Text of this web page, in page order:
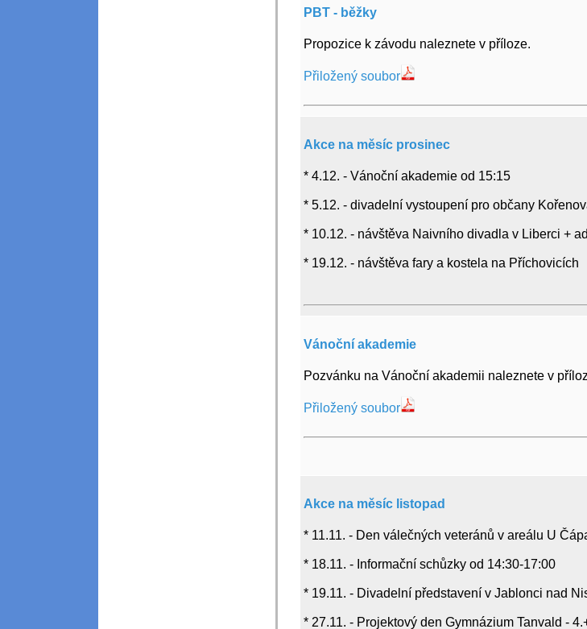
PBT - běžky
Propozice k závodu naleznete v příloze.
Přiložený soubor
Akce na měsíc prosinec
* 4.12. - Vánoční akademie od 15:15
* 5.12. - divadelní vystoupení pro občany
* 10.12. - návštěva Naivního divadla v Liberci +
* 19.12. - návštěva fary a kostela na Příchovicích
Vánoční akademie
Pozvánku na Vánoční akademii naleznete v
Přiložený soubor
Akce na měsíc listopad
* 11.11. - Den válečných veteránů v areálu U
* 18.11. - Informační schůzky od 14:30-17:00
* 19.11. - Divadelní představení v Jablonci nad
* 27.11. - Projektový den Gymnázium Tanvald -